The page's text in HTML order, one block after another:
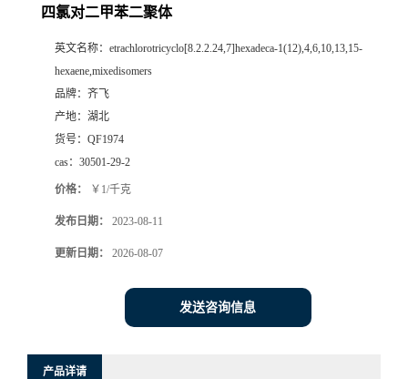
联
四氯对二甲苯二聚体
英文名称： etrachlorotricyclo[8.2.2.24,7]hexadeca-1(12),4,6,10,13,15-
hexaene,mixedisomers
品牌： 齐飞
产地： 湖北
货号： QF1974
cas： 30501-29-2
价格： ￥1/千克
发布日期： 2023-08-11
更新日期： 2026-08-07
发送咨询信息
产品详请